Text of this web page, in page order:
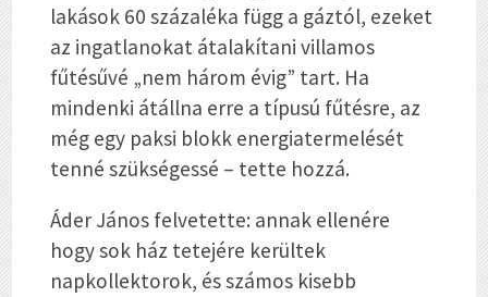
lakások 60 százaléka függ a gáztól, ezeket
az ingatlanokat átalakítani villamos
fűtésűvé „nem három évig” tart. Ha
mindenki átállna erre a típusú fűtésre, az
még egy paksi blokk energiatermelését
tenné szükségessé – tette hozzá.
Áder János felvetette: annak ellenére
hogy sok ház tetejére kerültek
napkollektorok, és számos kisebb